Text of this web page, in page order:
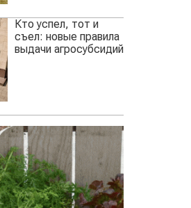
Кто успел, тот и
съел: новые правила
выдачи агросубсидий